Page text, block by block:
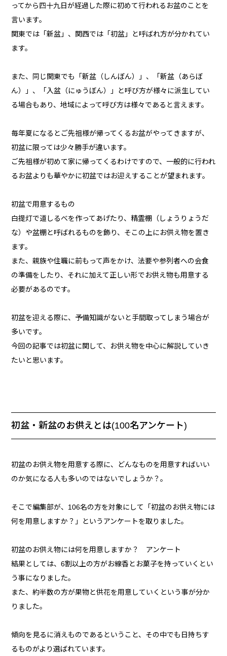
ってから四十九日が経過した際に初めて行われるお盆のことを
言います。
関東では「新盆」、関西では「初盆」と呼ばれ方が分かれてい
ます。
また、同じ関東でも「新盆（しんぼん）」、「新盆（あらぼ
ん）」、「入盆（にゅうぼん）」と呼び方が様々に派生してい
る場合もあり、地域によって呼び方は様々であると言えます。
毎年夏になるとご先祖様が帰ってくるお盆がやってきますが、
初盆に限っては少々勝手が違います。
ご先祖様が初めて家に帰ってくるわけですので、一般的に行われ
るお盆よりも華やかに初盆ではお迎えすることが望まれます。
初盆で用意するもの
白提灯で道しるべを作ってあげたり、精霊棚（しょうりょうだ
な）や盆棚と呼ばれるものを飾り、そこの上にお供え物を置き
ます。
また、親族や住職に前もって声をかけ、法要や参列者への会食
の準備をしたり、それに加えて正しい形でお供え物も用意する
必要があるのです。
初盆を迎える際に、予備知識がないと手間取ってしまう場合が
多いです。
今回の記事では初盆に関して、お供え物を中心に解説していき
たいと思います。
初盆・新盆のお供えとは(100名アンケート)
初盆のお供え物を用意する際に、どんなものを用意すればいい
のか気になる人も多いのではないでしょうか？。
そこで編集部が、106名の方を対象にして「初盆のお供え物には
何を用意しますか？」というアンケートを取りました。
初盆のお供え物には何を用意しますか？ アンケート
結果としては、6割以上の方がお線香とお菓子を持っていくとい
う事になりました。
また、約半数の方が果物と供花を用意していくという事が分か
りました。
傾向を見るに消えものであるということ、その中でも日持ちす
るものがより選ばれています。